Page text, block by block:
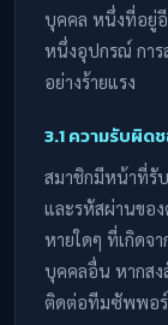
บุคคล หนึ่งที่อยู่
หนึ่งอุปกรณ์ กา
อย่างร้ายแรง
3.1 ความรับผิ
สมาชิกมีหน้าที่รั
และรหัสผ่านของ
หายใดๆ ที่เกิดจ
บุคคลอื่น หากสง
ติดต่อทีมซัพพอ